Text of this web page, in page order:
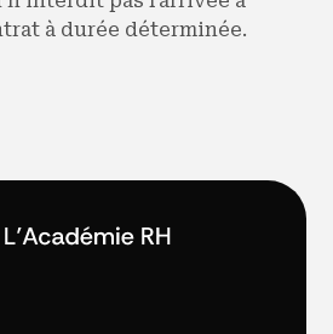
à durée déterminée.